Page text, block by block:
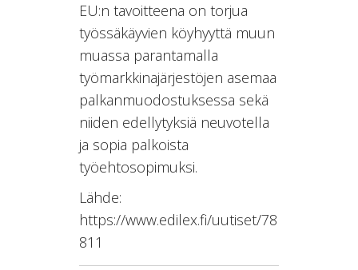
EU:n tavoitteena on torjua
työssäkäyvien köyhyyttä muun
muassa parantamalla
työmarkkinajärjestöjen asemaa
palkanmuodostuksessa sekä
niiden edellytyksiä neuvotella
ja sopia palkoista
työehtosopimuksi.
Lähde:
https://www.edilex.fi/uutiset/78
811